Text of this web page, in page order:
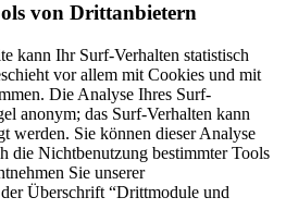
von Drittanbietern
kann Ihr Surf-Verhalten statistisch
vor allem mit Cookies und mit
Die Analyse Ihres Surf-
anonym; das Surf-Verhalten kann
werden. Sie können dieser Analyse
die Nichtbenutzung bestimmter Tools
Sie unserer
Überschrift “Drittmodule und